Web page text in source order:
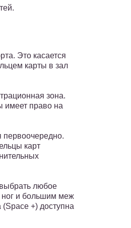
Это касается
карты в зал
зона.
имеет право на
первоочередно.
карт
любое
ног и большим меж
+) доступна